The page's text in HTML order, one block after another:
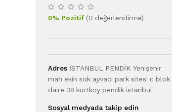
0% Pozitif(0 değerlendirme)
Adres İSTANBUL PENDİK Yenişehir
mah ekin sok ayvacı park sitesi c blok
daire 38 kurtköy pendik istanbul
Sosyal medyada takip edin